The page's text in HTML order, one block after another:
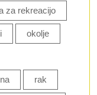
za rekreacijo
okolje
rak